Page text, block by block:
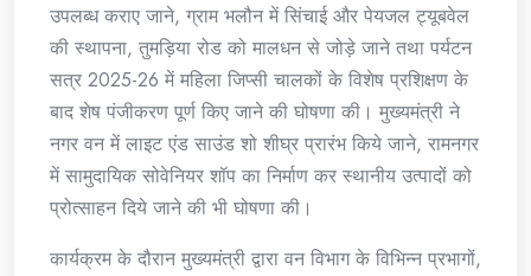
उपलब्ध कराए जाने, ग्राम भलौन में सिंचाई और पेयजल ट्यूबवेल
की स्थापना, तुमड़िया रोड को मालधन से जोड़े जाने तथा पर्यटन
सत्र 2025-26 में महिला जिप्सी चालकों के विशेष प्रशिक्षण के
बाद शेष पंजीकरण पूर्ण किए जाने की घोषणा की। मुख्यमंत्री ने
नगर वन में लाइट एंड साउंड शो शीघ्र प्रारंभ किये जाने, रामनगर
में सामुदायिक सोवेनियर शॉप का निर्माण कर स्थानीय उत्पादों को
प्रोत्साहन दिये जाने की भी घोषणा की।
कार्यक्रम के दौरान मुख्यमंत्री द्वारा वन विभाग के विभिन्न प्रभागों,